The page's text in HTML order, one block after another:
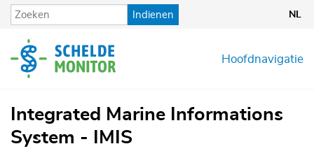
Overslaan
en
de
inhoud
Indienen NL
Hoofdnavigatie
Integrated Marine Informations
System - IMIS